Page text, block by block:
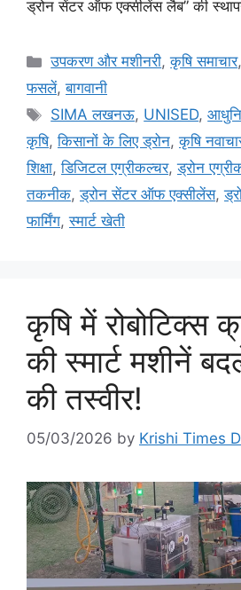
ड्रोन सेंटर ऑफ एक्सीलेंस लैब” की
उपकरण और मशीनरी,कृषि समाचार
फसलें,बागवानी
SIMA लखनऊ, UNISED,
कृषि,किसानों के लिए ड्रोन,कृषि
शिक्षा,डिजिटल एग्रीकल्चर,ड्रोन
तकनीक,ड्रोन सेंटर ऑफ एक्सीलेंस,
फार्मिंग,स्मार्ट खेती
कृषि में रोबोटिक्स
की स्मार्ट मशीनें
की तस्वीर!
05/03/2026 by Krishi Times